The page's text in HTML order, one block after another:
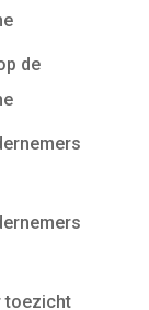
de
toezicht